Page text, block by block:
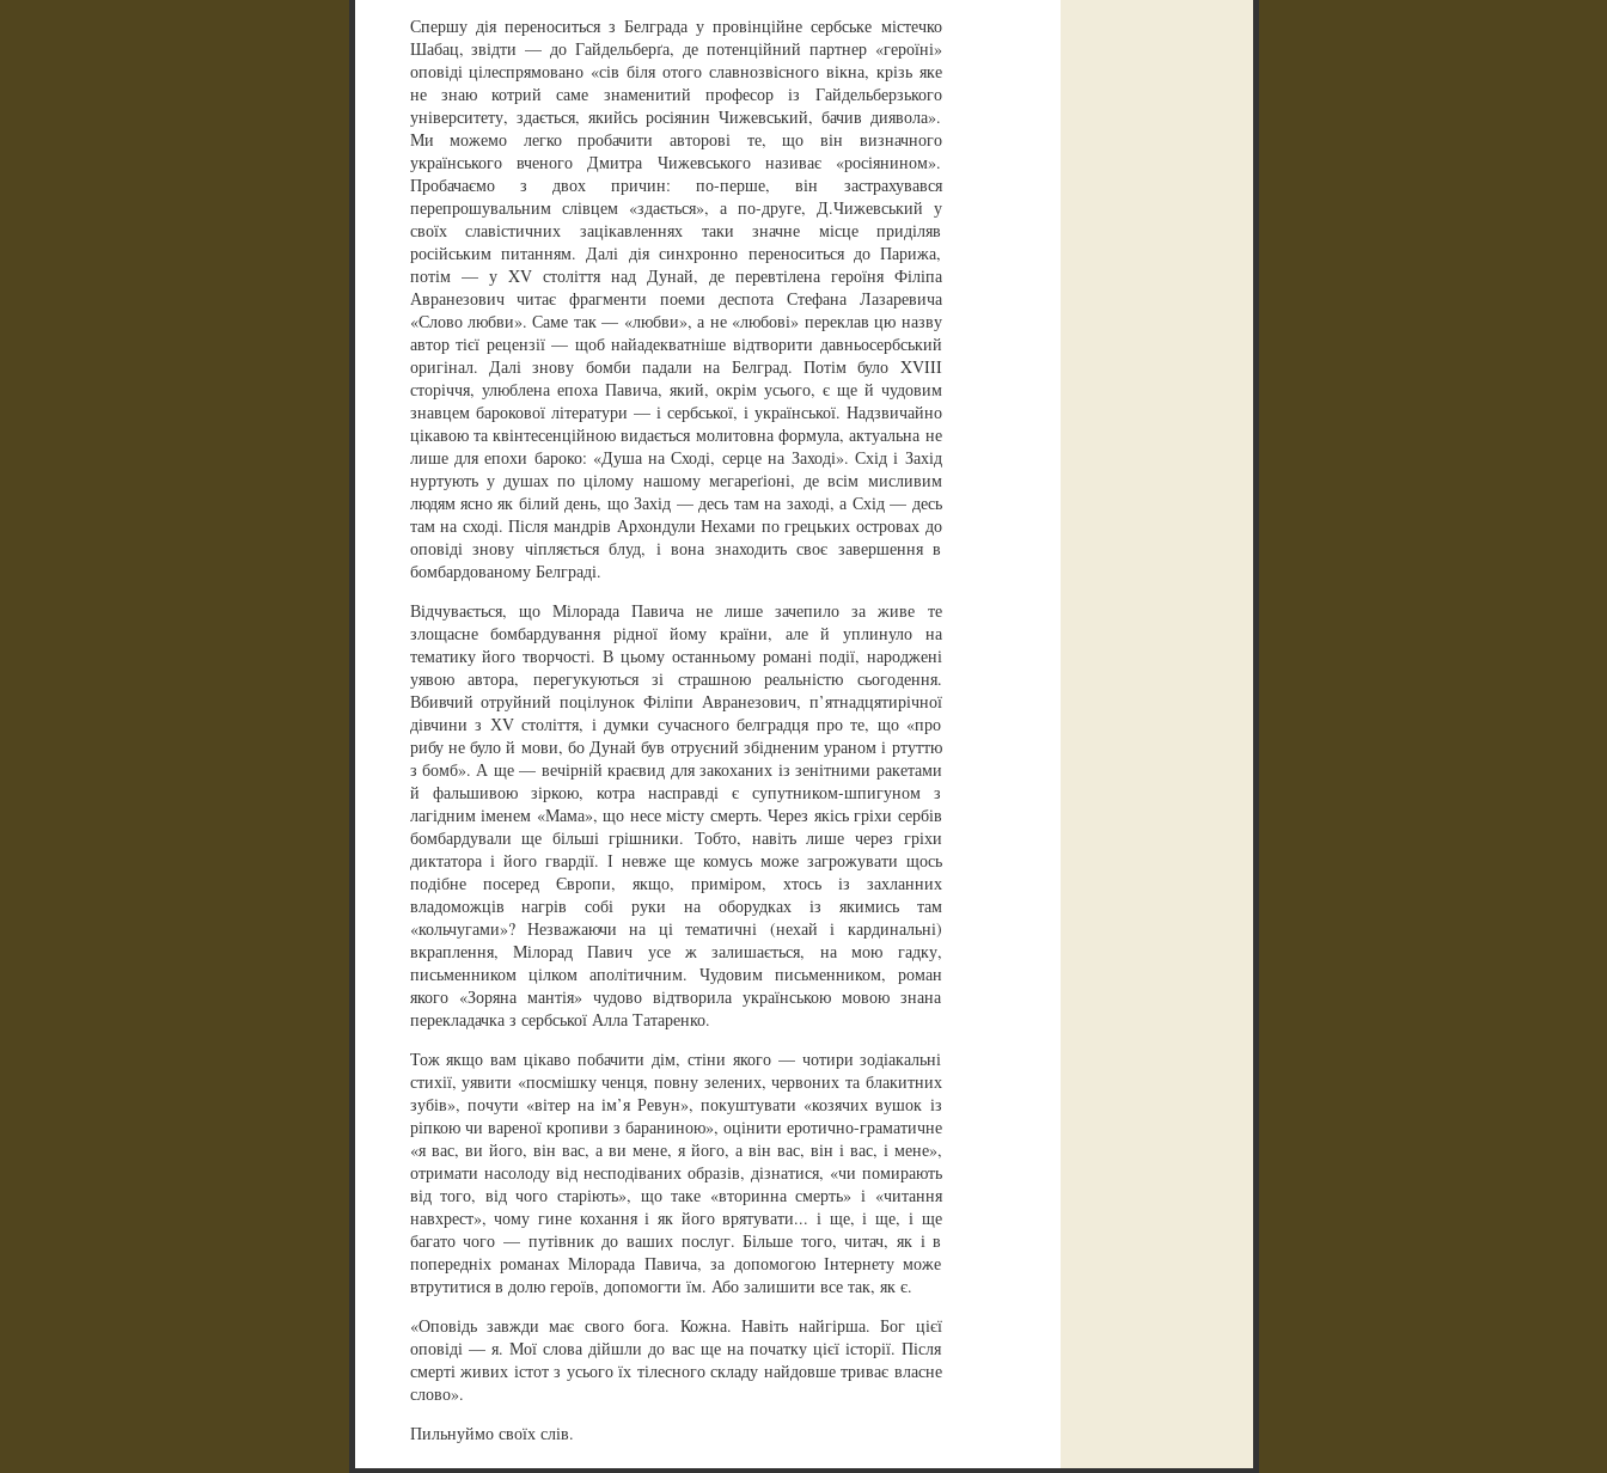
Спершу дія переноситься з Белграда у провінційне сербське містечко
Шабац, звідти — до Гайдельберґа, де потенційний партнер «героїні»
оповіді цілеспрямовано «сів біля отого славнозвісного вікна, крізь яке
не знаю котрий саме знаменитий професор із Гайдельберзького
університету, здається, якийсь росіянин Чижевський, бачив диявола».
Ми можемо легко пробачити авторові те, що він визначного
українського вченого Дмитра Чижевського називає «росіянином».
Пробачаємо з двох причин: по-перше, він застрахувався
перепрошувальним слівцем «здається», а по-друге, Д.Чижевський у
своїх славістичних зацікавленнях таки значне місце приділяв
російським питанням. Далі дія синхронно переноситься до Парижа,
потім — у XV століття над Дунай, де перевтілена героїня Філіпа
Авранезович читає фрагменти поеми деспота Стефана Лазаревича
«Слово любви». Саме так — «любви», а не «любові» переклав цю назву
автор тієї рецензії — щоб найадекватніше відтворити давньосербський
оригінал. Далі знову бомби падали на Белград. Потім було XVIII
сторіччя, улюблена епоха Павича, який, окрім усього, є ще й чудовим
знавцем барокової літератури — і сербської, і української. Надзвичайно
цікавою та квінтесенційною видається молитовна формула, актуальна не
лише для епохи бароко: «Душа на Сході, серце на Заході». Схід і Захід
нуртують у душах по цілому нашому мегареґіоні, де всім мисливим
людям ясно як білий день, що Захід — десь там на заході, а Схід — десь
там на сході. Після мандрів Архондули Нехами по грецьких островах до
оповіді знову чіпляється блуд, і вона знаходить своє завершення в
бомбардованому Белграді.
Відчувається, що Мілорада Павича не лише зачепило за живе те
злощасне бомбардування рідної йому країни, але й уплинуло на
тематику його творчості. В цьому останньому романі події, народжені
уявою автора, перегукуються зі страшною реальністю сьогодення.
Вбивчий отруйний поцілунок Філіпи Авранезович, п’ятнадцятирічної
дівчини з ХV століття, і думки сучасного белградця про те, що «про
рибу не було й мови, бо Дунай був отруєний збідненим ураном і ртуттю
з бомб». А ще — вечірній краєвид для закоханих із зенітними ракетами
й фальшивою зіркою, котра насправді є супутником-шпигуном з
лагідним іменем «Мама», що несе місту смерть. Через якісь гріхи сербів
бомбардували ще більші грішники. Тобто, навіть лише через гріхи
диктатора і його гвардії. І невже ще комусь може загрожувати щось
подібне посеред Європи, якщо, приміром, хтось із захланних
владоможців нагрів собі руки на оборудках із якимись там
«кольчугами»? Незважаючи на ці тематичні (нехай і кардинальні)
вкраплення, Мілорад Павич усе ж залишається, на мою гадку,
письменником цілком аполітичним. Чудовим письменником, роман
якого «Зоряна мантія» чудово відтворила українською мовою знана
перекладачка з сербської Алла Татаренко.
Тож якщо вам цікаво побачити дім, стіни якого — чотири зодіакальні
стихії, уявити «посмішку ченця, повну зелених, червоних та блакитних
зубів», почути «вітер на ім’я Ревун», покуштувати «козячих вушок із
ріпкою чи вареної кропиви з бараниною», оцінити еротично-граматичне
«я вас, ви його, він вас, а ви мене, я його, а він вас, він і вас, і мене»,
отримати насолоду від несподіваних образів, дізнатися, «чи помирають
від того, від чого старіють», що таке «вторинна смерть» і «читання
навхрест», чому гине кохання і як його врятувати... і ще, і ще, і ще
багато чого — путівник до ваших послуг. Більше того, читач, як і в
попередніх романах Мілорада Павича, за допомогою Інтернету може
втрутитися в долю героїв, допомогти їм. Або залишити все так, як є.
«Оповідь завжди має свого бога. Кожна. Навіть найгірша. Бог цієї
оповіді — я. Мої слова дійшли до вас ще на початку цієї історії. Після
смерті живих істот з усього їх тілесного складу найдовше триває власне
слово».
Пильнуймо своїх слів.